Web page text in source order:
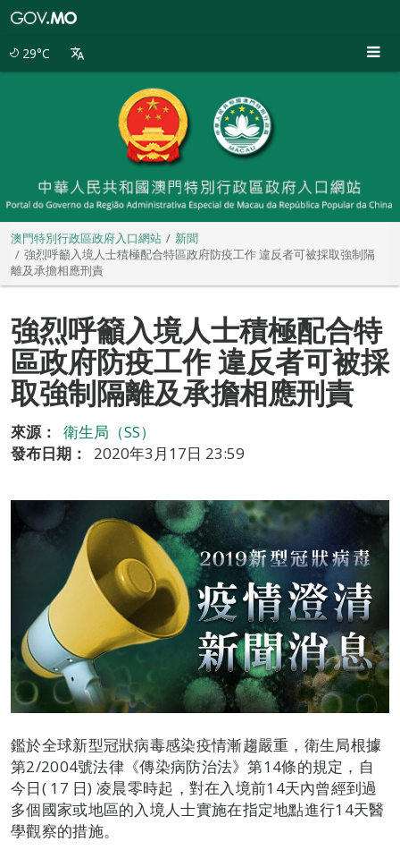
29°C
澳門特別行政區政府入口網站
新聞
強烈呼籲入境人士積極配合特區政府防疫工作 違反者可被採取強制隔
離及承擔相應刑責
強烈呼籲入境人士積極配合特
區政府防疫工作 違反者可被採
取強制隔離及承擔相應刑責
來源：
衛生局（SS）
發布日期：
2020年3月17日 23:59
鑑於全球新型冠狀病毒感染疫情漸趨嚴重，衛生局根據
第2/2004號法律《傳染病防治法》第14條的規定，自
今日( 17 日) 凌晨零時起，對在入境前14天內曾經到過
多個國家或地區的入境人士實施在指定地點進行14天醫
學觀察的措施。